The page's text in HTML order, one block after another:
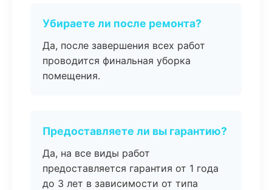
Убираете ли после ремонта?
Да, после завершения всех работ
проводится финальная уборка
помещения.
Предоставляете ли вы гарантию?
Да, на все виды работ
предоставляется гарантия от 1 года
до 3 лет в зависимости от типа